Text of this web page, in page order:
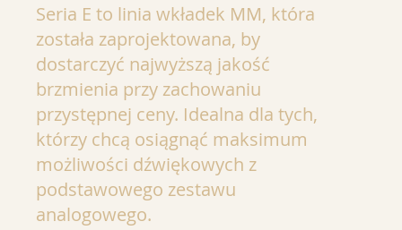
Seria E to linia wkładek MM, która
została zaprojektowana, by
dostarczyć najwyższą jakość
brzmienia przy zachowaniu
przystępnej ceny. Idealna dla tych,
którzy chcą osiągnąć maksimum
możliwości dźwiękowych z
podstawowego zestawu
analogowego.